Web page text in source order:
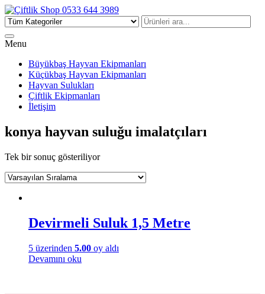
Çiftlik Shop 0533 644 3989
Menu
Büyükbaş Hayvan Ekipmanları
Küçükbaş Hayvan Ekipmanları
Hayvan Sulukları
Çiftlik Ekipmanları
İletişim
konya hayvan suluğu imalatçıları
Tek bir sonuç gösteriliyor
Devirmeli Suluk 1,5 Metre
5 üzerinden 5.00 oy aldı
Devamını oku